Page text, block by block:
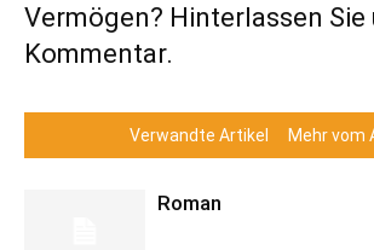
Vermögen? Hinterlassen Sie
Kommentar.
Verwandte Artikel Mehr vom
Roman